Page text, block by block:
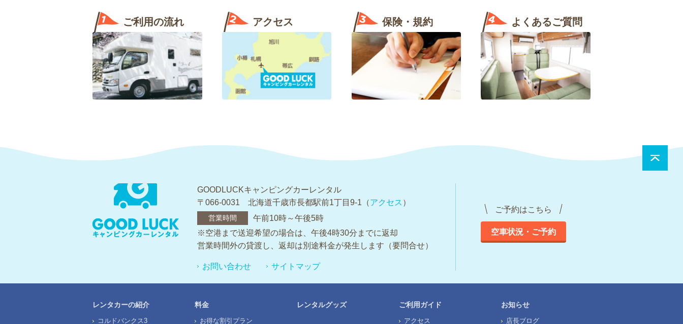
ご利用の流れ アクセス 保険・規約 よくあるご質問
GOODLUCKキャンピングカーレンタル
〒066-0031 北海道千歳市長都駅前1丁目9-1（アクセス ）
営業時間
午前10時～午後5時
※空港まで送迎希望の場合は、午後4時30分までに返却
営業時間外の貸渡し、返却は別途料金が発生します（要問合せ）
お問い合わせ サイトマップ
ご予約はこちら
空車状況・ご予約
レンタカーの紹介
コルドバンクス3
料金
お得な割引プラン
レンタルグッズ ご利用ガイド
アクセス
お知らせ
店長ブログ